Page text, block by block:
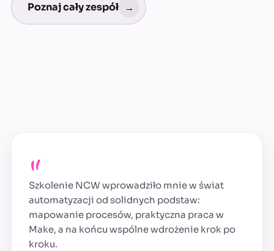
Poznaj cały zespół →
„
Szkolenie NCW wprowadziło mnie w świat
automatyzacji od solidnych podstaw:
mapowanie procesów, praktyczna praca w
Make, a na końcu wspólne wdrożenie krok po
kroku.